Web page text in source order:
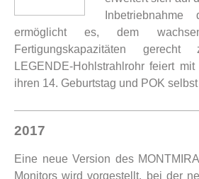
Inbetriebnahme
ermöglicht es, dem
Fertigungskapazitäten
LEGENDE-Hohlstrahlrohr feiert
ihren 14. Geburtstag und POK
2017
Eine neue Version des
Monitors wird vorgestellt, bei der